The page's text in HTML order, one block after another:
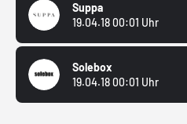
Suppa
19.04.18 00:01 Uhr
Solebox
19.04.18 00:01 Uhr